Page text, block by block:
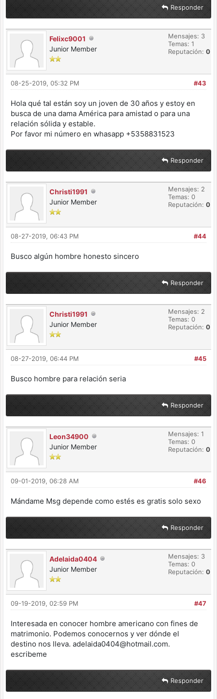
Responder
Felixc9001
Junior Member
Mensajes: 3
Temas: 1
Reputación: 0
#43
08-25-2019, 05:32 PM
Hola qué tal están soy un joven de 30 años y estoy en
busca de una dama América para amistad o para una
relación sólida y estable.
Por favor mi número en whasapp +5358831523
Responder
Christi1991
Junior Member
Mensajes: 2
Temas: 0
Reputación: 0
#44
08-27-2019, 06:43 PM
Busco algún hombre honesto sincero
Responder
Christi1991
Junior Member
Mensajes: 2
Temas: 0
Reputación: 0
#45
08-27-2019, 06:44 PM
Busco hombre para relación seria
Responder
Leon34900
Junior Member
Mensajes: 1
Temas: 0
Reputación: 0
#46
09-01-2019, 06:28 AM
Mándame Msg depende como estés es gratis solo sexo
Responder
Adelaida0404
Junior Member
Mensajes: 3
Temas: 0
Reputación: 0
#47
09-19-2019, 02:59 PM
Interesada en conocer hombre americano con fines de
matrimonio. Podemos conocernos y ver dónde el
destino nos lleva. adelaida0404@hotmail.com.
escribeme
Responder